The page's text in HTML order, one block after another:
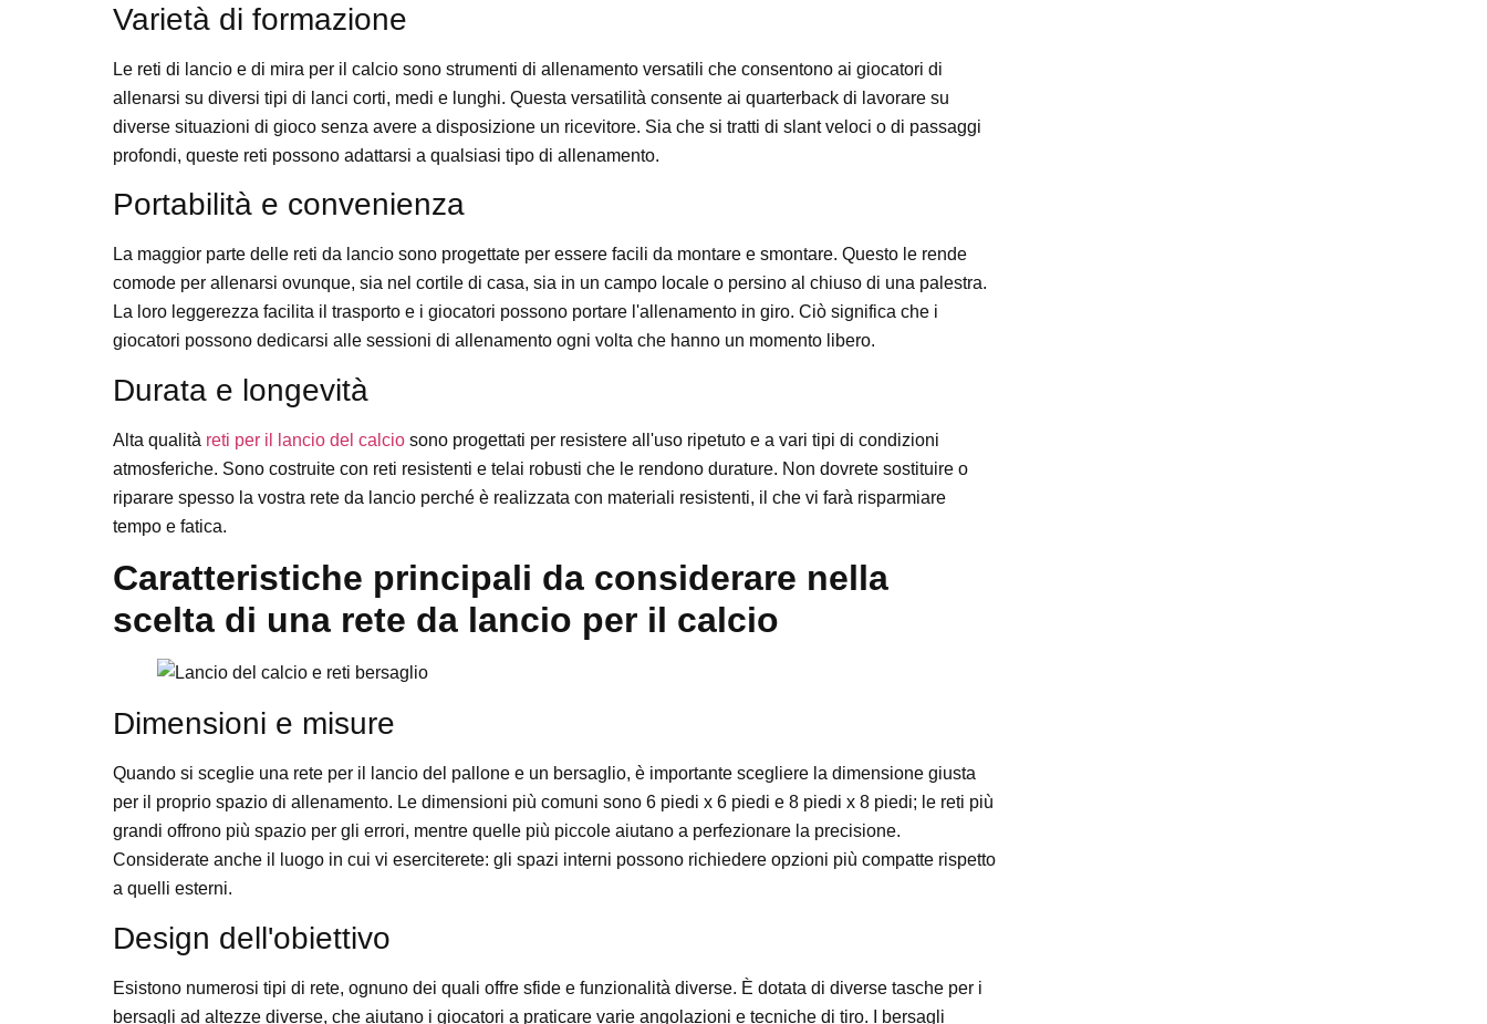
Varietà di formazione
Le reti di lancio e di mira per il calcio sono strumenti di allenamento versatili che consentono ai giocatori di
allenarsi su diversi tipi di lanci corti, medi e lunghi. Questa versatilità consente ai quarterback di lavorare su
diverse situazioni di gioco senza avere a disposizione un ricevitore. Sia che si tratti di slant veloci o di passaggi
profondi, queste reti possono adattarsi a qualsiasi tipo di allenamento.
Portabilità e convenienza
La maggior parte delle reti da lancio sono progettate per essere facili da montare e smontare. Questo le rende
comode per allenarsi ovunque, sia nel cortile di casa, sia in un campo locale o persino al chiuso di una palestra.
La loro leggerezza facilita il trasporto e i giocatori possono portare l'allenamento in giro. Ciò significa che i
giocatori possono dedicarsi alle sessioni di allenamento ogni volta che hanno un momento libero.
Durata e longevità
Alta qualità reti per il lancio del calcio sono progettati per resistere all'uso ripetuto e a vari tipi di condizioni
atmosferiche. Sono costruite con reti resistenti e telai robusti che le rendono durature. Non dovrete sostituire o
riparare spesso la vostra rete da lancio perché è realizzata con materiali resistenti, il che vi farà risparmiare
tempo e fatica.
Caratteristiche principali da considerare nella
scelta di una rete da lancio per il calcio
Dimensioni e misure
Quando si sceglie una rete per il lancio del pallone e un bersaglio, è importante scegliere la dimensione giusta
per il proprio spazio di allenamento. Le dimensioni più comuni sono 6 piedi x 6 piedi e 8 piedi x 8 piedi; le reti più
grandi offrono più spazio per gli errori, mentre quelle più piccole aiutano a perfezionare la precisione.
Considerate anche il luogo in cui vi eserciterete: gli spazi interni possono richiedere opzioni più compatte rispetto
a quelli esterni.
Design dell'obiettivo
Esistono numerosi tipi di rete, ognuno dei quali offre sfide e funzionalità diverse. È dotata di diverse tasche per i
bersagli ad altezze diverse, che aiutano i giocatori a praticare varie angolazioni e tecniche di tiro. I bersagli